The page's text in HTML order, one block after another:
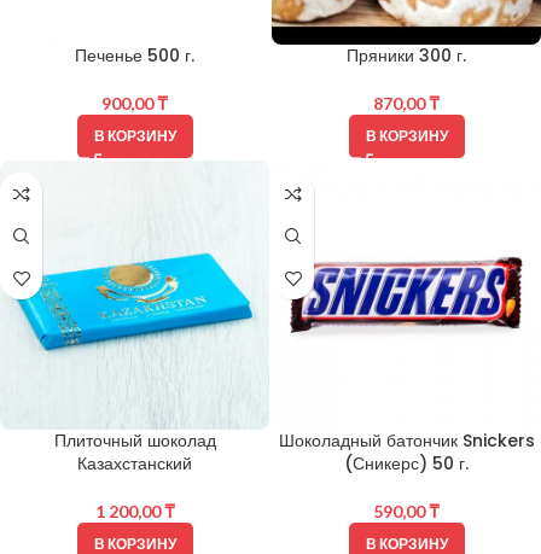
Печенье 500 г.
900,00₸
В КОРЗИНУ
Пряники 300 г.
870,00₸
В КОРЗИНУ
Плиточный шоколад
Казахстанский
1 200,00₸
В КОРЗИНУ
Шоколадный батончик Snickers
(Сникерс) 50 г.
590,00₸
В КОРЗИНУ